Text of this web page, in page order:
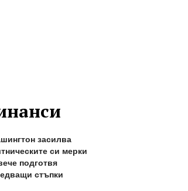
засилва
си мерки
подготвя
стъпки